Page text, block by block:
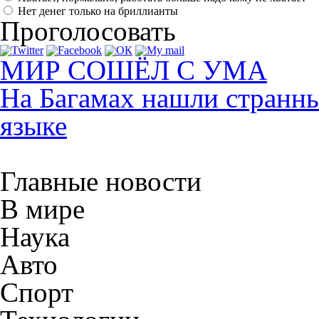
Нет денег только на бриллианты
Проголосовать
МИР СОШЁЛ С УМА
На Багамах нашли
языке
Главные новости
В мире
Наука
Авто
Спорт